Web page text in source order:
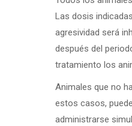
Las dosis
agresividad será
después del
tratamiento los
Animales que no
estos casos,
administrarse